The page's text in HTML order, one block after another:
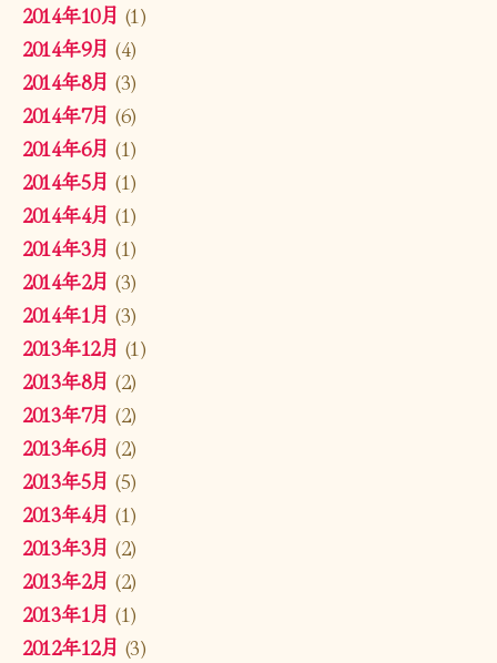
2014年10月 (1)
2014年9月 (4)
2014年8月 (3)
2014年7月 (6)
2014年6月 (1)
2014年5月 (1)
2014年4月 (1)
2014年3月 (1)
2014年2月 (3)
2014年1月 (3)
2013年12月 (1)
2013年8月 (2)
2013年7月 (2)
2013年6月 (2)
2013年5月 (5)
2013年4月 (1)
2013年3月 (2)
2013年2月 (2)
2013年1月 (1)
2012年12月 (3)